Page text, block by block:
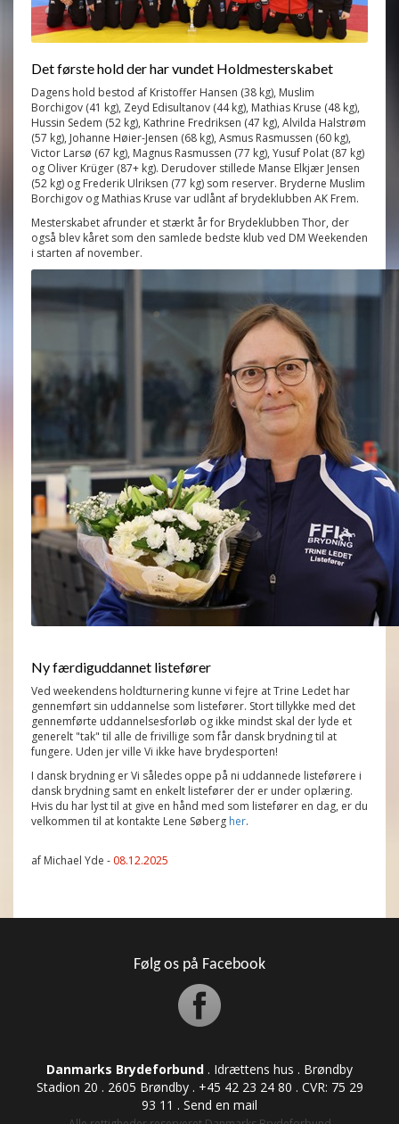
Det første hold der har vundet Holdmesterskabet
Dagens hold bestod af Kristoffer Hansen (38 kg), Muslim
Borchigov (41 kg), Zeyd Edisultanov (44 kg), Mathias Kruse (48 kg),
Hussin Sedem (52 kg), Kathrine Fredriksen (47 kg), Alvilda Halstrøm
(57 kg), Johanne Høier-Jensen (68 kg), Asmus Rasmussen (60 kg),
Victor Larsø (67 kg), Magnus Rasmussen (77 kg), Yusuf Polat (87 kg)
og Oliver Krüger (87+ kg). Derudover stillede Manse Elkjær Jensen
(52 kg) og Frederik Ulriksen (77 kg) som reserver. Bryderne Muslim
Borchigov og Mathias Kruse var udlånt af brydeklubben AK Frem.
Mesterskabet afrunder et stærkt år for Brydeklubben Thor, der
også blev kåret som den samlede bedste klub ved DM Weekenden
i starten af november.
Ny færdiguddannet listefører
Ved weekendens holdturnering kunne vi fejre at Trine Ledet har
gennemført sin uddannelse som listefører. Stort tillykke med det
gennemførte uddannelsesforløb og ikke mindst skal der lyde et
generelt "tak" til alle de frivillige som får dansk brydning til at
fungere. Uden jer ville Vi ikke have brydesporten!
I dansk brydning er Vi således oppe på ni uddannede listeførere i
dansk brydning samt en enkelt listefører der er under oplæring.
Hvis du har lyst til at give en hånd med som listefører en dag, er du
velkommen til at kontakte Lene Søberg her.
af Michael Yde - 08.12.2025
Følg os på Facebook
Danmarks Brydeforbund . Idrættens hus . Brøndby
Stadion 20 . 2605 Brøndby . +45 42 23 24 80 . CVR: ​​​​​​75 29
93 11 . Send en mail